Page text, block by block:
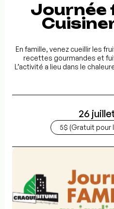
Journée
En famille, venez cueillir les
recettes gourmandes et
L’activité a lieu dans le
26
5$ (Gratuit pour